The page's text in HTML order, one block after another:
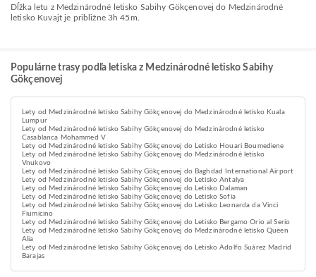
Dĺžka letu z Medzinárodné letisko Sabihy Gökçenovej do Medzinárodné
letisko Kuvajt je približne 3h 45m.
Populárne trasy podľa letiska z Medzinárodné letisko Sabihy
Gökçenovej
Lety od Medzinárodné letisko Sabihy Gökçenovej do Medzinárodné letisko Kuala
Lumpur
Lety od Medzinárodné letisko Sabihy Gökçenovej do Medzinárodné letisko
Casablanca Mohammed V
Lety od Medzinárodné letisko Sabihy Gökçenovej do Letisko Houari Boumediene
Lety od Medzinárodné letisko Sabihy Gökçenovej do Medzinárodné letisko
Vnukovo
Lety od Medzinárodné letisko Sabihy Gökçenovej do Baghdad International Airport
Lety od Medzinárodné letisko Sabihy Gökçenovej do Letisko Antalya
Lety od Medzinárodné letisko Sabihy Gökçenovej do Letisko Dalaman
Lety od Medzinárodné letisko Sabihy Gökçenovej do Letisko Sofia
Lety od Medzinárodné letisko Sabihy Gökçenovej do Letisko Leonarda da Vinci
Fiumicino
Lety od Medzinárodné letisko Sabihy Gökçenovej do Letisko Bergamo Orio al Serio
Lety od Medzinárodné letisko Sabihy Gökçenovej do Medzinárodné letisko Queen
Alia
Lety od Medzinárodné letisko Sabihy Gökçenovej do Letisko Adolfo Suárez Madrid
Barajas